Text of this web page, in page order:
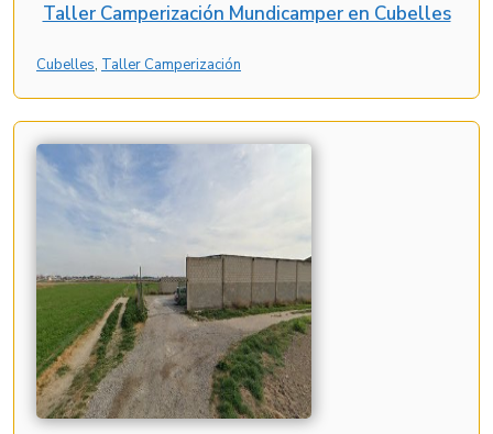
Taller Camperización Mundicamper en Cubelles
Cubelles, Taller Camperización